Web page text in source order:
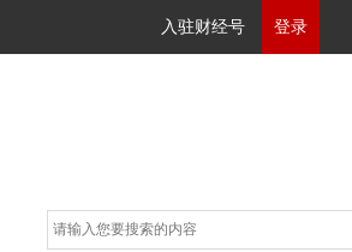
入驻财经号 登录